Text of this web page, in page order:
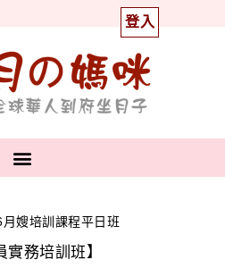
登入
嫂培訓課程平日班
實務培訓班】